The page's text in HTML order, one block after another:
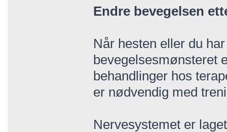
Endre bevegelsen
Når hesten eller du
bevegelsesmønsteret
behandlinger hos
er nødvendig med
Nervesystemet er